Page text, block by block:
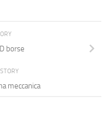
borse
meccanica